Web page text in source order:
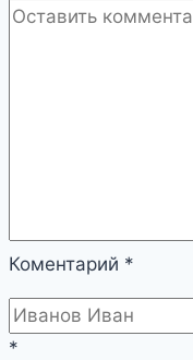
Коментарий *
*